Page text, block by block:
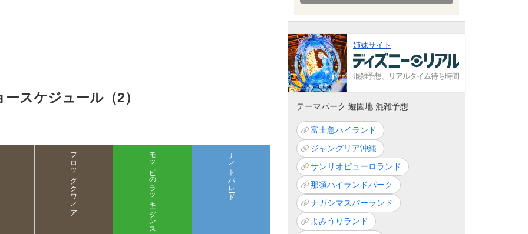
スケジュール（2）
フロッグクワイア モッピーのラッキーダンス ナイトパレード
姉妹サイト
混雑予想、リアルタイム待ち時間
テーマパーク 遊園地 混雑予想
富士急ハイランド
ジャングリア沖縄
サンリオピューロランド
那須ハイランドパーク
ナガシマスパーランド
よみうりランド